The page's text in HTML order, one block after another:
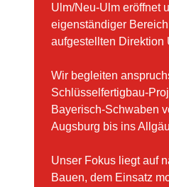
Ulm/Neu-Ulm eröffnet
eigenständiger
aufgestellten Direktion
Wir begleiten
Schlüsselfertigbau-
Bayerisch-Schwaben
Augsburg bis ins
Unser Fokus liegt auf
Bauen, dem Einsatz